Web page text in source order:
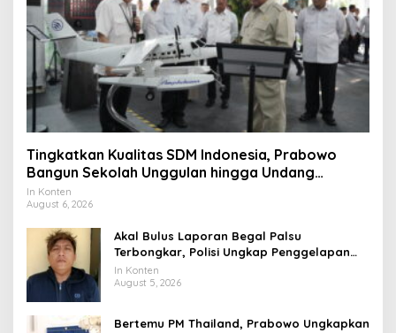
Tingkatkan Kualitas SDM Indonesia, Prabowo
Bangun Sekolah Unggulan hingga Undang
Universitas Terbaik Dunia
In Konten
August 6, 2026
Akal Bulus Laporan Begal Palsu
Terbongkar, Polisi Ungkap Penggelapan
Uang Perusahaan untuk Crypto
In Konten
August 5, 2026
Bertemu PM Thailand, Prabowo Ungkapkan